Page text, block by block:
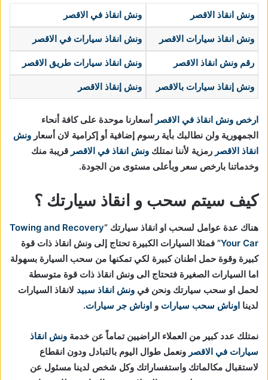
ونش انقاذ الاقصر ونش انقاذ في الاقصر
ونش انقاذ سيارات الاقصر ونش انقاذ سيارات في الاقصر
رقم ونش انقاذ الاقصر ونش انقاذ سيارات طريق الاقصر
ونش إنقاذ سيارات بالاقصر ونش إنقاذ الاقصر
ارخص ونش انقاذ في الاقصر أسعارنا موحدة على كافة أنحاء
الجمهورية ولن نطالبك بأية رسوم إضافية أو إكرامية لان أسعار ونش
انقاذ الاقصر رمزية لأننا نمتلك ونش انقاذ في الاقصر قريبة منك
وخدماتنا بارخص سعر وبأعلى مستوى من الجودة.
كيف سيتم سحب و انقاذ سيارتك ؟
هناك عدة عوامل لسحب او انقاذ سيارتك “Towing and Recovery
Your Car” فمثلا السيارات الكبيرة تحتاج إلى ونش انقاذ ذات قوة
كبيرة وقوة حمل اطنان كبيرة لكي تمكنها من سحب السيارة بسهولة
اما السيارات الصغيرة فتحتاج الى ونش انقاذ ذات قوة متوسطة
لحمل او سحب سيارتك ونحن في ونش انقاذ سبيد لانقاذ السيارات
لدينا اوناش سحب سيارات و اوناش جر سيارات.
نمتلك عدد كبير من العملاء الراضيين تماماً عن خدمة ونش انقاذ
سيارات في الاقصر ونعمل طوال اليوم بالتبادل ودون انقطاع
لاستقبال مكالماتك واستفساراتك وكل شخص لدينا مسئول عن